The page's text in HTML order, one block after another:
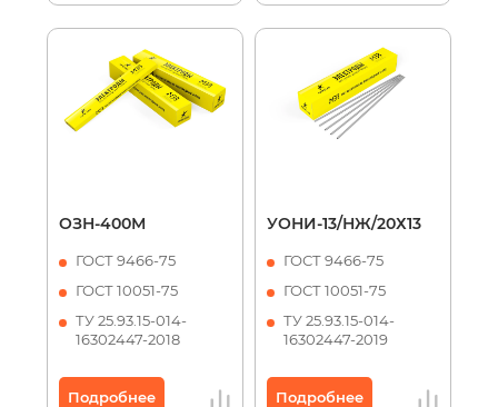
ОЗН-400М
ГОСТ 9466-75
ГОСТ 10051-75
ТУ 25.93.15-014-
16302447-2018
Подробнее
УОНИ-13/НЖ/20Х13
ГОСТ 9466-75
ГОСТ 10051-75
ТУ 25.93.15-014-
16302447-2019
Подробнее